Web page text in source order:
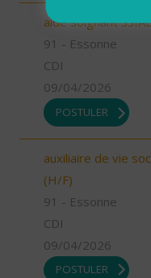
aide soignant
91 - Essonne
CDI
09/04/2026
POSTULER
auxiliaire de vie
(H/F)
91 - Essonne
CDI
09/04/2026
POSTULER